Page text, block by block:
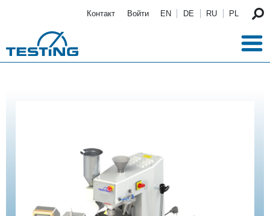
Контакт Войти EN DE RU PL